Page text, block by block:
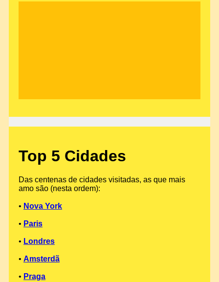
Top 5 Cidades
Das centenas de cidades visitadas, as que mais
amo são (nesta ordem):
• Nova York
• Paris
• Londres
• Amsterdã
• Praga